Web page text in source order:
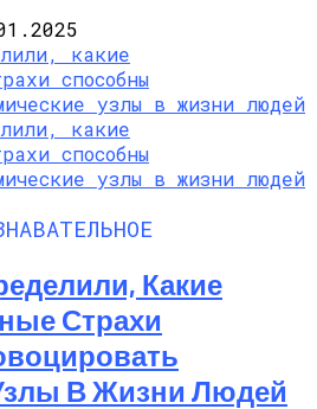
Какие
Страхи
В Жизни Людей